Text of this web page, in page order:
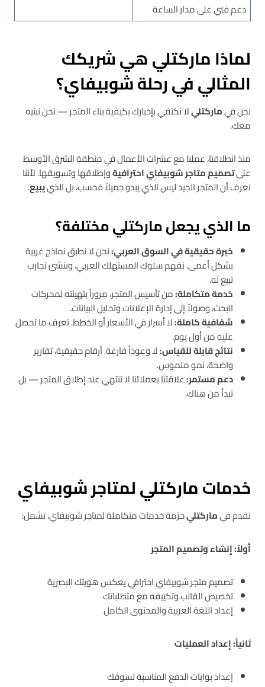
دعم فني على مدار الساعة
لماذا ماركتلي هي شريكك
المثالي في رحلة شوبيفاي؟
نحن فيماركتليلا نكتفي بإخبارك بكيفية بناء المتجر — نحن نبنيه
معك.
منذ انطلاقنا، عملنا مع عشرات الأعمال في منطقة الشرق الأوسط
علىتصميم متاجر شوبيفاي احترافيةوإطلاقها وتسويقها. لأننا
نعرف أن المتجر الجيد ليس الذي يبدو جميلاً فحسب، بل الذييبيع.
ما الذي يجعل ماركتلي مختلفة؟
خبرة حقيقية في السوق العربي:نحن لا نطبق نماذج غربية
بشكل أعمى. نفهم سلوك المستهلك العربي، وننشئ تجارب
تبيع له.
خدمة متكاملة:من تأسيس المتجر، مروراً بتهيئته لمحركات
البحث، وصولاً إلى إدارة الإعلانات وتحليل البيانات.
شفافية كاملة:لا أسرار في الأسعار أو الخطط. تعرف ما تحصل
عليه من أول يوم.
نتائج قابلة للقياس:لا وعوداً فارغة. أرقام حقيقية، تقارير
واضحة، نمو ملموس.
دعم مستمر:علاقتنا بعملائنا لا تنتهي عند إطلاق المتجر — بل
تبدأ من هناك.
خدمات ماركتلي لمتاجر شوبيفاي
نقدم فيماركتليحزمة خدمات متكاملة لمتاجر شوبيفاي، تشمل:
أولاً: إنشاء وتصميم المتجر
تصميم متجر شوبيفاي احترافي يعكس هويتك البصرية
تخصيص القالب وتكييفه مع متطلباتك
إعداد اللغة العربية والمحتوى الكامل
ثانياً: إعداد العمليات
إعداد بوابات الدفع المناسبة لسوقك